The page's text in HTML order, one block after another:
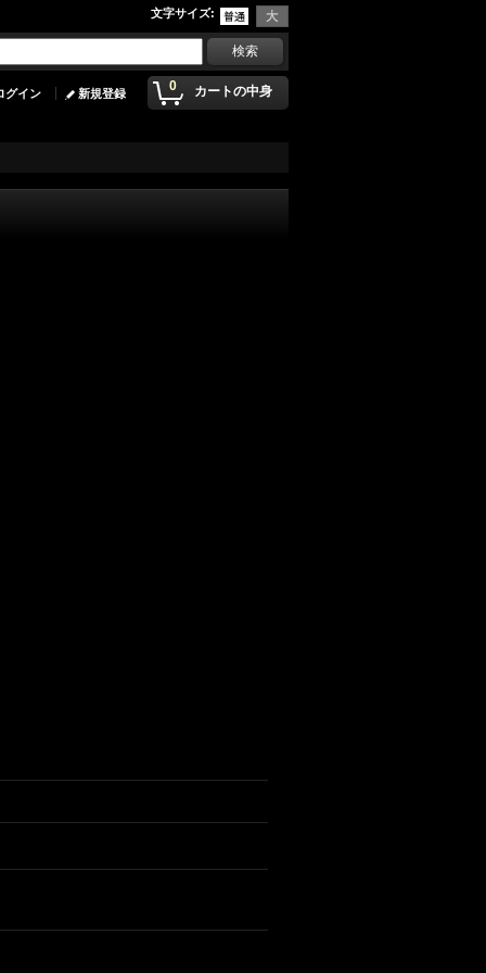
文字サイズ:
0 カートの中身
グイン 新規登録